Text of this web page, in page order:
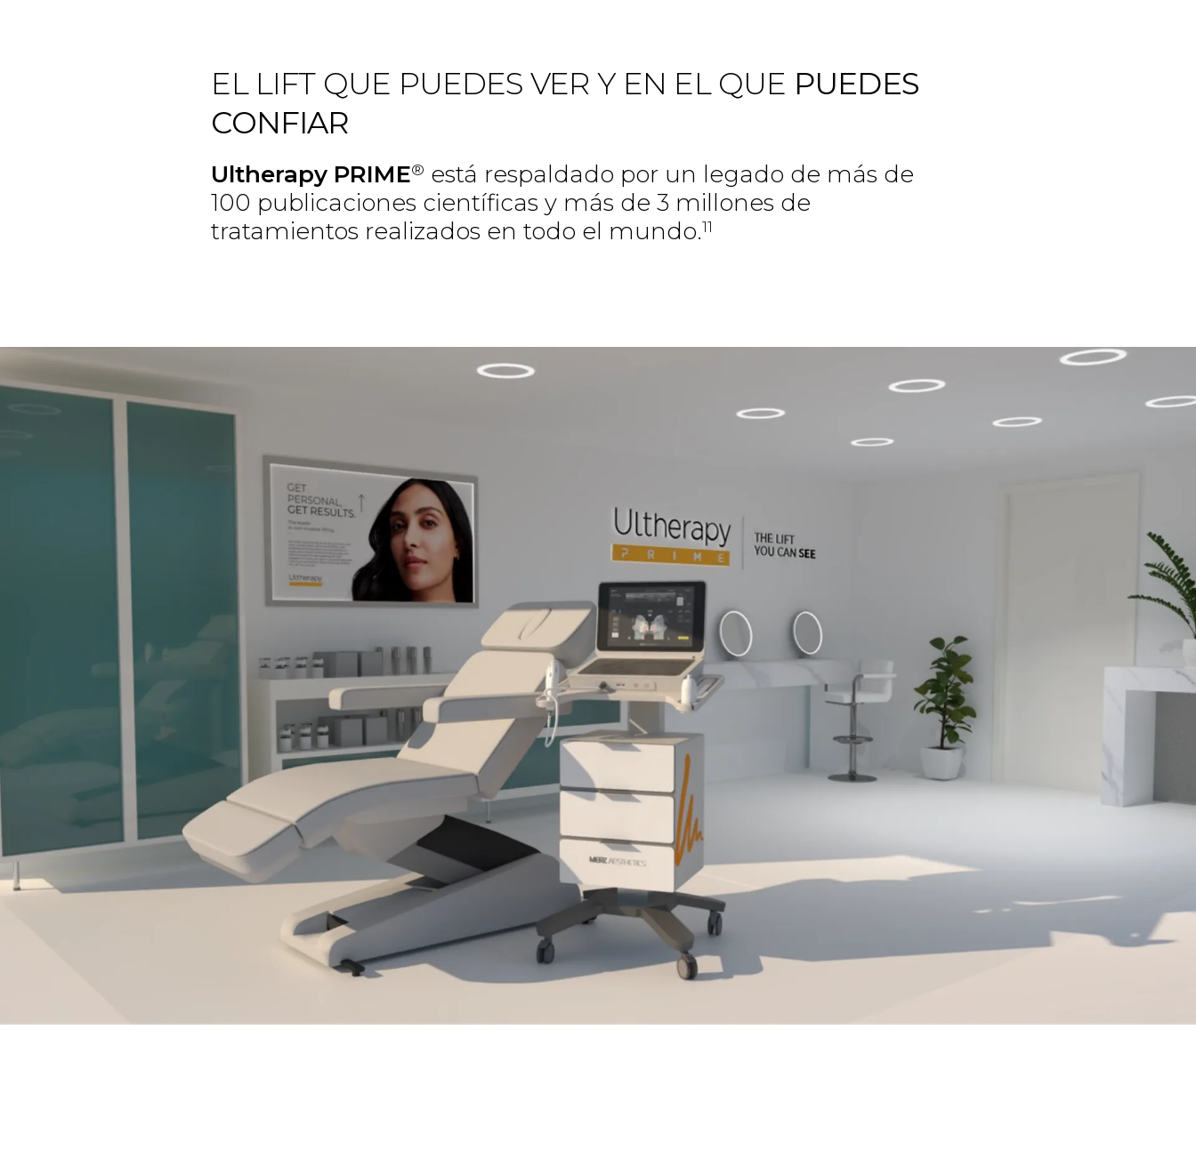
EL LIFT QUE PUEDES VER Y EN EL QUE PUEDES
CONFIAR
Ultherapy PRIME® está respaldado por un legado de más de
100 publicaciones científicas y más de 3 millones de
tratamientos realizados en todo el mundo.11